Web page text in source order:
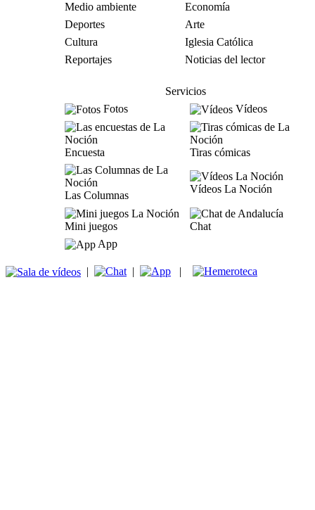
Medio ambiente
Economía
Deportes
Arte
Cultura
Iglesia Católica
Reportajes
Noticias del lector
Servicios
Fotos
Vídeos
Encuesta Tiras cómicas
Las Columnas
Vídeos La Noción
Mini juegos
Chat
App
| | |